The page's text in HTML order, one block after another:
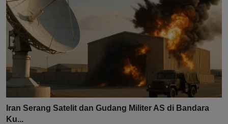
Iran Serang Satelit dan Gudang Militer AS di Bandara
Ku...